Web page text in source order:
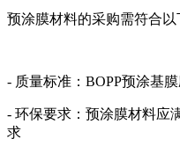
预涂膜材料的采购需符合以
- 质量标准：BOPP预涂基
- 环保要求：预涂膜材料应
求